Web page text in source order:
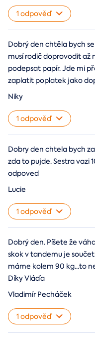
1 odpověď
Dobrý den chtěla bych
musí rodič doprovodit až
podepsat papír. Jde mi
zaplatit poplatek jako
Niky
1 odpověď
Dobry den chtela bych
zda to pujde. Sestra vazi
odpoved
Lucie
1 odpověď
Dobrý den. Píšete že
skok v tandemu je
máme kolem 90 kg...to
Díky Vláďa
Vladimír Pecháček
1 odpověď